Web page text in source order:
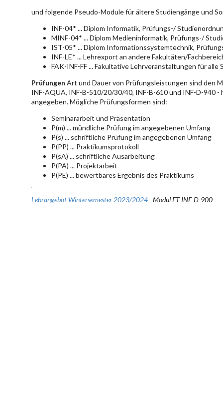
und folgende Pseudo-Module für ältere Studiengänge und
INF-04* ... Diplom Informatik, Prüfungs-/
MINF-04* ... Diplom Medieninformatik, Prüfungs-/
IST-05* ... Diplom Informationssystemtechnik,
INF-LE* ... Lehrexport an andere Fakultäten/
FAK-INF-FF ... Fakultative Lehrveranstaltungen für
Prüfungen Art und Dauer von Prüfungsleistungen sind den
INF-AQUA, INF-B-510/20/30/40, INF-B-610 und INF-D-940
angegeben. Mögliche Prüfungsformen sind:
Seminararbeit und Präsentation
P(m) ... mündliche Prüfung im angegebenen Umfang
P(s) ... schriftliche Prüfung im angegebenen Umfang
P(PP) ... Praktikumsprotokoll
P(sA) ... schriftliche Ausarbeitung
P(PA) ... Projektarbeit
P(PE) ... bewertbares Ergebnis des Praktikums
Lehrangebot Wintersemester 2023/2024- Modul ET-INF-D-900